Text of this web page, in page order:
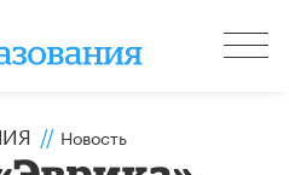
// Новость